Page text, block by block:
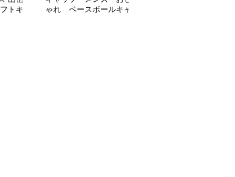
トキ
ゃれ ベースボールキャ